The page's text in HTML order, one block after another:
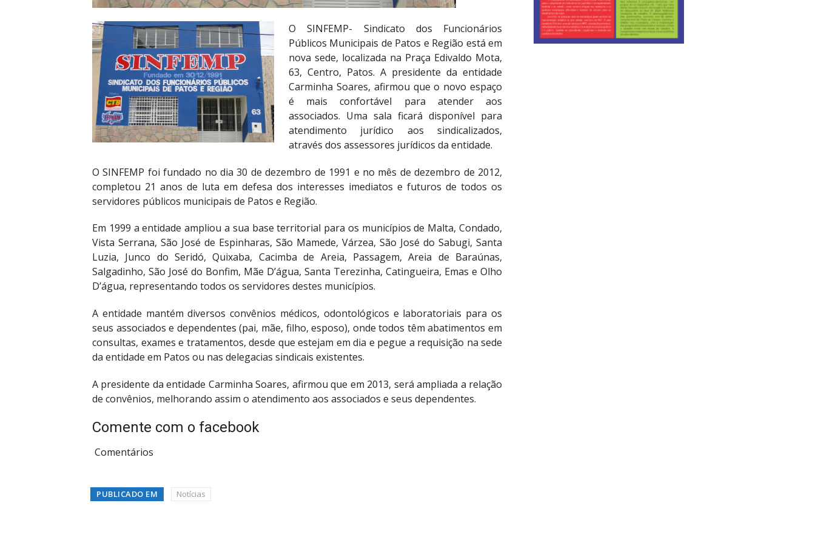
O SINFEMP- Sindicato dos Funcionários
Públicos Municipais de Patos e Região está em
nova sede, localizada na Praça Edivaldo Mota,
63, Centro, Patos. A presidente da entidade
Carminha Soares, afirmou que o novo espaço
é mais confortável para atender aos
associados. Uma sala ficará disponível para
atendimento jurídico aos sindicalizados,
através dos assessores jurídicos da entidade.
O SINFEMP foi fundado no dia 30 de dezembro de 1991 e no mês de dezembro de 2012,
completou 21 anos de luta em defesa dos interesses imediatos e futuros de todos os
servidores públicos municipais de Patos e Região.
Em 1999 a entidade ampliou a sua base territorial para os municípios de Malta, Condado,
Vista Serrana, São José de Espinharas, São Mamede, Várzea, São José do Sabugi, Santa
Luzia, Junco do Seridó, Quixaba, Cacimba de Areia, Passagem, Areia de Baraúnas,
Salgadinho, São José do Bonfim, Mãe D’água, Santa Terezinha, Catingueira, Emas e Olho
D’água, representando todos os servidores destes municípios.
A entidade mantém diversos convênios médicos, odontológicos e laboratoriais para os
seus associados e dependentes (pai, mãe, filho, esposo), onde todos têm abatimentos em
consultas, exames e tratamentos, desde que estejam em dia e pegue a requisição na sede
da entidade em Patos ou nas delegacias sindicais existentes.
A presidente da entidade Carminha Soares, afirmou que em 2013, será ampliada a relação
de convênios, melhorando assim o atendimento aos associados e seus dependentes.
Comente com o facebook
Comentários
PUBLICADO EM Notícias